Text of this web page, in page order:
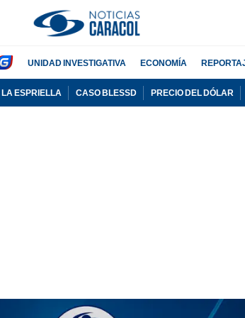
UNIDAD INVESTIGATIVA ECONOMÍA
ESPRIELLA CASO BLESSD PRECIO DEL DÓLAR